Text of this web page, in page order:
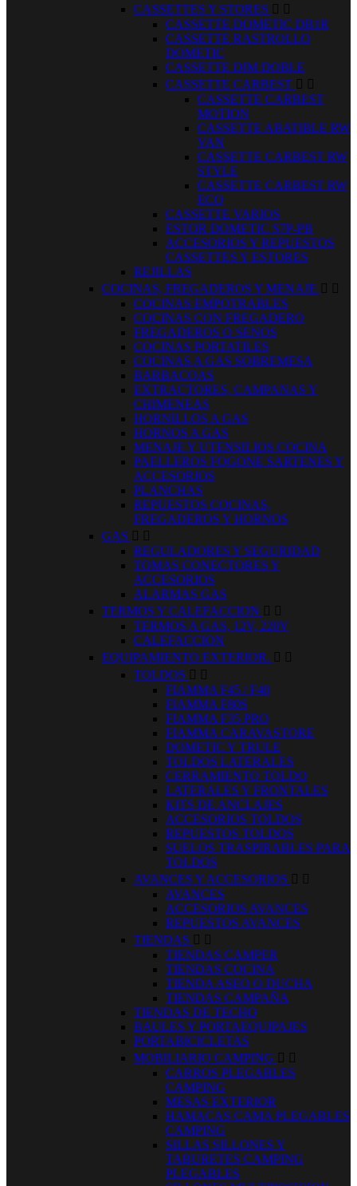
CASSETTES Y STORES  
CASSETTE DOMETIC DB1R
CASSETTE RASTROLLO
DOMETIC
CASSETTE DIM DOBLE
CASSETTE CARBEST  
CASSETTE CARBEST
MOTION
CASSETTE ABATIBLE RW
VAN
CASSETTE CARBEST RW
STYLE
CASSETTE CARBEST RW
ECO
CASSETTE VARIOS
ESTOR DOMETIC S7P-PB
ACCESORIOS Y REPUESTOS
CASSETTES Y ESTORES
REJILLAS
COCINAS, FREGADEROS Y MENAJE  
COCINAS EMPOTRABLES
COCINAS CON FREGADERO
FREGADEROS O SENOS
COCINAS PORTATILES
COCINAS A GAS SOBREMESA
BARBACOAS
EXTRACTORES, CAMPANAS Y
CHIMENEAS
HORNILLOS A GAS
HORNOS A GAS
MENAJE Y UTENSILIOS COCINA
PAELLEROS FOGONE SARTENES Y
ACCESORIOS
PLANCHAS
REPUESTOS COCINAS,
FREGADEROS Y HORNOS
GAS  
REGULADORES Y SEGURIDAD
TOMAS CONECTORES Y
ACCESORIOS
ALARMAS GAS
TERMOS Y CALEFACCION  
TERMOS A GAS, 12V, 220V
CALEFACCION
EQUIPAMIENTO EXTERIOR.  
TOLDOS  
FIAMMA F45 / F40
FIAMMA F80S
FIAMMA F35 PRO
FIAMMA CARAVASTORE
DOMETIC Y TRULE
TOLDOS LATERALES
CERRAMIENTO TOLDO
LATERALES Y FRONTALES
KITS DE ANCLAJES
ACCESORIOS TOLDOS
REPUESTOS TOLDOS
SUELOS TRASPIRABLES PARA
TOLDOS
AVANCES Y ACCESORIOS  
AVANCES
ACCESORIOS AVANCES
REPUESTOS AVANCES
TIENDAS  
TIENDAS CAMPER
TIENDAS COCINA
TIENDA ASEO O DUCHA
TIENDAS CAMPAÑA
TIENDAS DE TECHO
BAULES Y PORTAEQUIPAJES
PORTABICICLETAS
MOBILIARIO CAMPING  
CARROS PLEGABLES
CAMPING
MESAS EXTERIOR
HAMACAS CAMA PLEGABLES
CAMPING
SILLAS SILLONES Y
TABURETES CAMPING
PLEGABLES